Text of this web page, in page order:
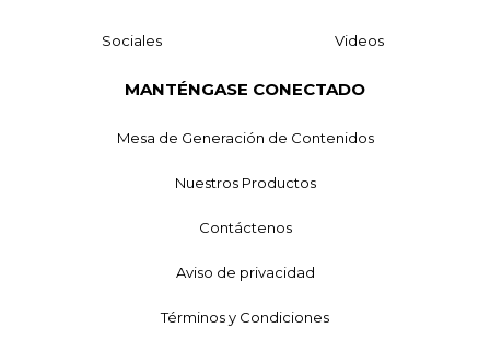
Sociales Videos
MANTÉNGASE CONECTADO
Mesa de Generación de Contenidos
Nuestros Productos
Contáctenos
Aviso de privacidad
Términos y Condiciones